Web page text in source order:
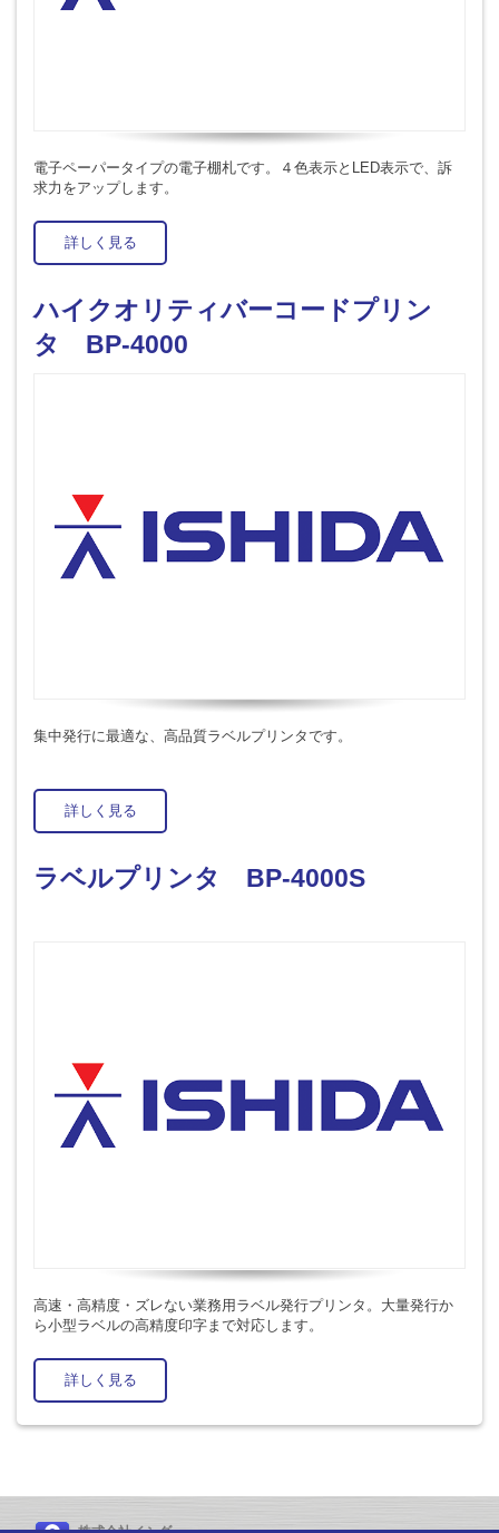
電子ペーパータイプの電子棚札です。４色表示とLED表示で、訴
求力をアップします。
詳しく見る
ハイクオリティバーコードプリン
タ BP-4000
集中発行に最適な、高品質ラベルプリンタです。
詳しく見る
ラベルプリンタ BP-4000S
高速・高精度・ズレない業務用ラベル発行プリンタ。大量発行か
ら小型ラベルの高精度印字まで対応します。
詳しく見る